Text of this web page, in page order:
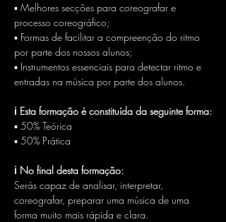
▪ Melhores secções para coreografar e
processo coreográfico;
▪ Formas de facilitar a compreenção do ritmo
por parte dos nossos alunos;
▪ Instrumentos essenciais para detectar ritmo e
entradas na música por parte dos alunos.
ℹ Esta formação é constituída da seguinte forma:
▪ 50% Teórica
▪ 50% Prática
ℹ No final desta formação:
Serás capaz de analisar, interpretar,
coreografar, preparar uma música de uma
forma muito mais rápida e clara.